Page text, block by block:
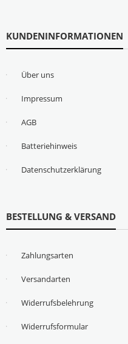
KUNDENINFORMATIONEN
Über uns
Impressum
AGB
Batteriehinweis
Datenschutzerklärung
BESTELLUNG & VERSAND
Zahlungsarten
Versandarten
Widerrufsbelehrung
Widerrufsformular